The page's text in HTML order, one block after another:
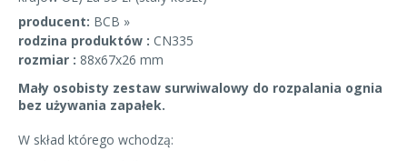
producent: BCB »
rodzina produktów : CN335
rozmiar : 88x67x26 mm
Mały osobisty zestaw surwiwalowy do rozpalania ognia
bez używania zapałek.
W skład którego wchodzą: